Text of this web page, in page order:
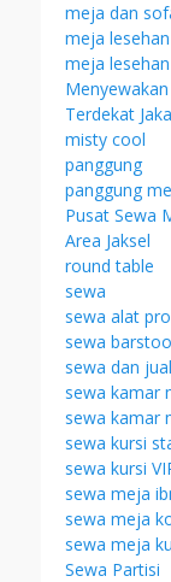
meja dan
meja lesehan
meja
Terdekat
misty cool
panggung
panggung
Pusat Sewa
Area Jaksel
round table
sewa
sewa alat
sewa
sewa dan
sewa kamar
sewa kamar
sewa kursi
sewa kursi
sewa meja
sewa meja
sewa meja
Sewa Partisi